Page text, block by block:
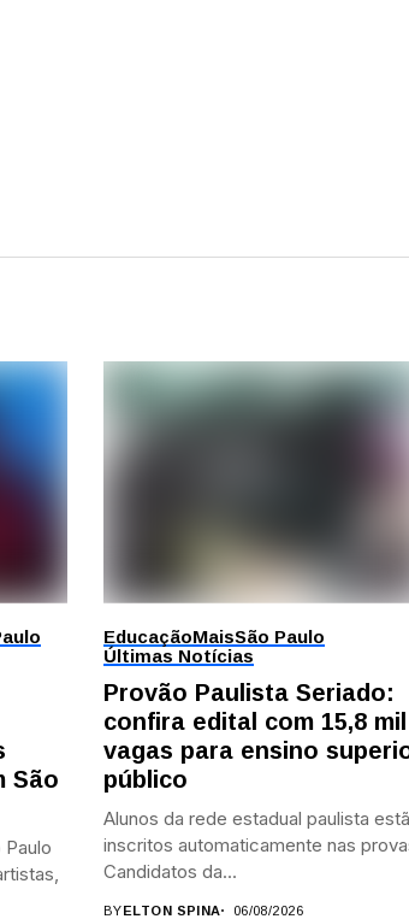
São
EducaçãoMaisSão Paulo
Últimas Notícias
Provão Paulista Seriado:
confira edital com 15,8 mil
vagas para ensino
público
Alunos da rede estadual paulista
inscritos automaticamente nas
Candidatos da...
BYELTON SPINA 06/08/2026